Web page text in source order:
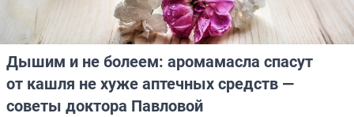
Дышим и не болеем: аромамасла спасут
от кашля не хуже аптечных средств —
советы доктора Павловой